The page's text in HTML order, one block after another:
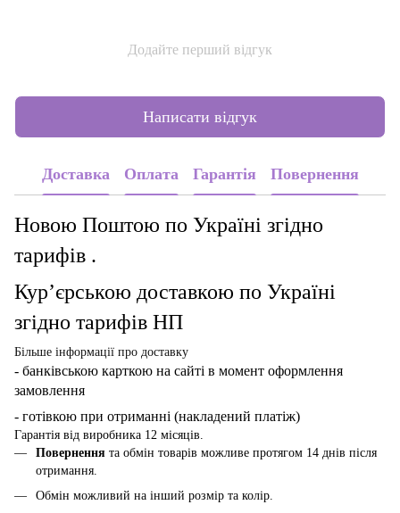
Додайте перший відгук
Написати відгук
Доставка Оплата Гарантія Повернення
Новою Поштою по Україні згідно
тарифів .
Кур’єрською доставкою по Україні
згідно тарифів НП
Більше інформації про доставку
- банківською карткою на сайті в момент оформлення
замовлення
- готівкою при отриманні (накладений платіж)
Гарантія від виробника 12 місяців.
Повернення та обмін товарів можливе протягом 14 днів після
отримання.
Обмін можливий на інший розмір та колір.